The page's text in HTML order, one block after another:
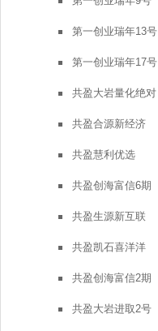
第一创业瑞年13号
第一创业瑞年17号
共盈大岩量化绝对
共盈合源新经济
共盈慧利优选
共盈创海富信6期
共盈生源新互联
共盈凯石喜洋洋
共盈创海富信2期
共盈大岩进取2号